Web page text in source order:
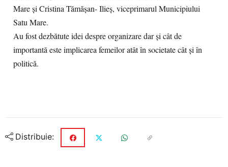
Mare și Cristina Tămășan- Ilieș, viceprimarul Municipiului
Satu Mare.
Au fost dezbătute idei despre organizare dar și cât de
importantă este implicarea femeilor atât în societate cât și în
politică.
Distribuie: